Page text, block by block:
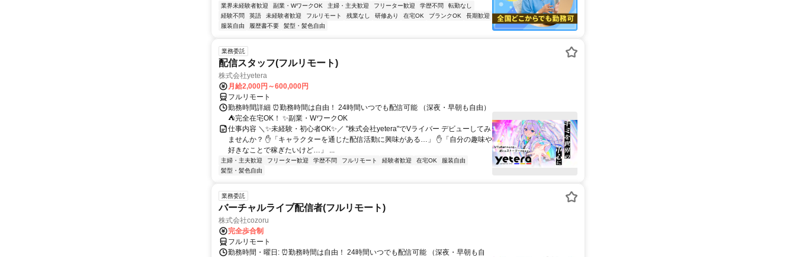
業界未経験者歓迎 副業・WワークOK 主婦・主夫歓迎 フリーター歓迎 学歴不問
転勤なし
経験不問
英語 未経験者歓迎 フルリモート 残業なし 研修あり 在宅OK ブランクOK
長期歓迎
服装自由
履歴書不要 髪型・髪色自由
業務委託
配信スタッフ(フルリモート)
株式会社yetera
月給2,000円～600,000円
フルリモート
勤務時間詳細 ⏰勤務時間は自由！ 24時間いつでも配信可能 （深夜・早朝も自由）
⛺完全在宅OK！ ✨副業・WワークOK
仕事内容 ＼✨未経験・初心者OK✨／ "株式会社yetera"でVライバー デビューしてみ
ませんか？ ✋「キャラクターを通じた配信活動に興味がある…」 ✋「自分の趣味や
好きなことで稼ぎたいけど…」 ...
主婦・主夫歓迎 フリーター歓迎 学歴不問 フルリモート 経験者歓迎 在宅OK
服装自由
髪型・髪色自由
業務委託
バーチャルライブ配信者(フルリモート)
株式会社cozoru
完全歩合制
フルリモート
勤務時間・曜日: ⏰勤務時間は自由！ 24時間いつでも配信可能 （深夜・早朝も自